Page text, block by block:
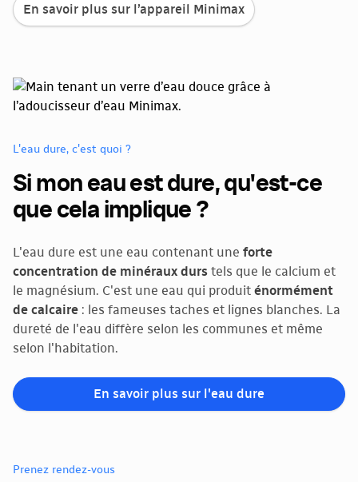
En savoir plus sur l’appareil Minimax
L'eau dure, c'est quoi ?
Si mon eau est dure, qu'est-ce
que cela implique ?
L'eau dure est une eau contenant une forte
concentration de minéraux durs tels que le calcium et
le magnésium. C'est une eau qui produit énormément
de calcaire : les fameuses taches et lignes blanches. La
dureté de l'eau diffère selon les communes et même
selon l'habitation.
En savoir plus sur l'eau dure
Prenez rendez-vous